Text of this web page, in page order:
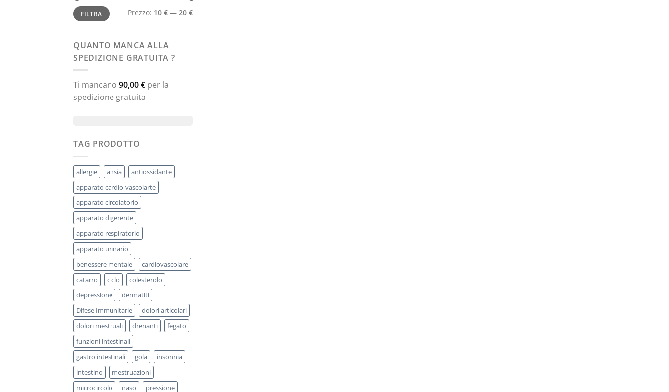
Prezzo
Min
Prezzo
MaxFILTRA Prezzo: 10 € — 20 €
QUANTO MANCA ALLA
SPEDIZIONE GRATUITA ?
Ti mancano 90,00€ per la
spedizione gratuita
TAG PRODOTTO
allergie ansia
antiossidante
apparato cardio-vascolarte
apparato circolatorio
apparato digerente
apparato respiratorio
apparato urinario
benessere mentale
cardiovascolare
catarro
ciclo
colesterolo
depressione
dermatiti
Difese Immunitarie
dolori articolari
dolori mestruali
drenanti
fegato
funzioni intestinali
gastro intestinali
gola
insonnia
intestino
mestruazioni
microcircolo
naso
pressione